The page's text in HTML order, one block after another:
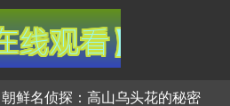
朝鲜名侦探：高山乌头花的秘密